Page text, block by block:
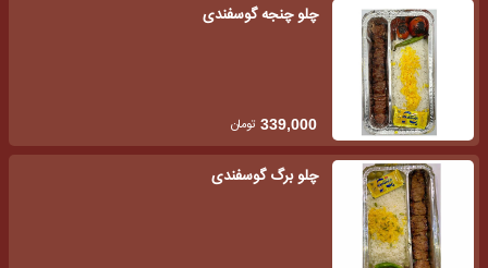
چلو چنجه گوسفندی
339,000 تومان
چلو برگ گوسفندی